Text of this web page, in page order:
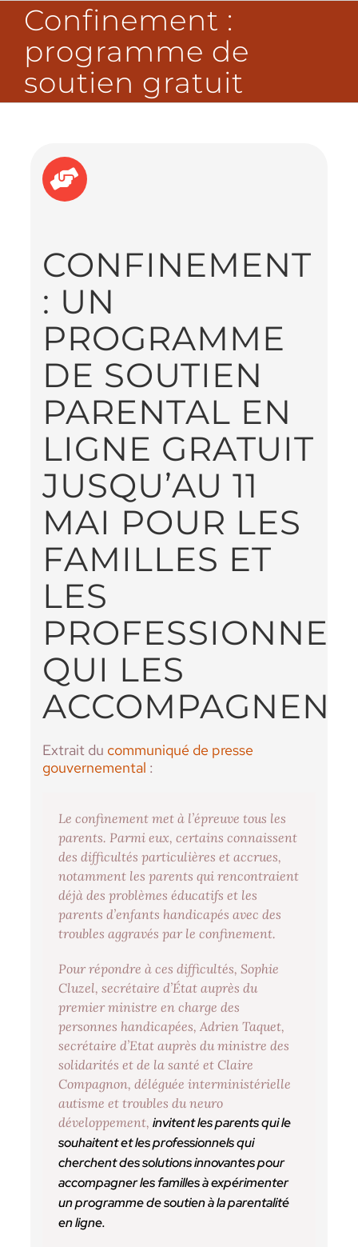
Passer
contenu
Confinement :
programme de
soutien gratuit
CONFINEMENT
: UN
PROGRAMME
DE SOUTIEN
PARENTAL EN
LIGNE GRATUIT
JUSQU’AU 11
MAI POUR LES
FAMILLES ET
LES
QUI LES
ACCOMPAGNENT
Extrait du communiqué de presse
gouvernemental :
Le confinement met à l’épreuve tous les
parents. Parmi eux, certains connaissent
des difficultés particulières et accrues,
notamment les parents qui rencontraient
déjà des problèmes éducatifs et les
parents d’enfants handicapés avec des
troubles aggravés par le confinement.
Pour répondre à ces difficultés, Sophie
Cluzel, secrétaire d’État auprès du
premier ministre en charge des
personnes handicapées, Adrien Taquet,
secrétaire d’Etat auprès du ministre des
solidarités et de la santé et Claire
Compagnon, déléguée interministérielle
autisme et troubles du neuro
développement, invitent les parents qui le
souhaitent et les professionnels qui
cherchent des solutions innovantes pour
accompagner les familles à expérimenter
un programme de soutien à la parentalité
en ligne.